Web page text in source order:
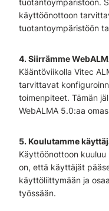
tuotantoympäristöön.
käyttöönottoon
tuotantoympäristöön
4. Siirrämme
Kääntöviikolla Vitec
tarvittavat
toimenpiteet. Tämän
WebALMA 5.0:aa
5. Koulutamme
Käyttöönottoon
on, että käyttäjät
käyttöliittymään ja
työssään.